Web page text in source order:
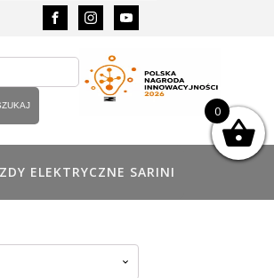
ELEKTRYCZNE SARINI
0